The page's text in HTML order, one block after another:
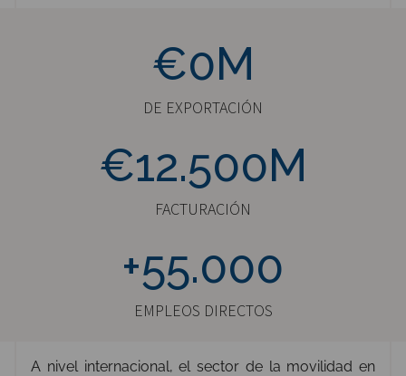
€0M
DE EXPORTACIÓN
€12.500M
FACTURACIÓN
+55.000
EMPLEOS DIRECTOS
A nivel internacional, el sector de la movilidad en